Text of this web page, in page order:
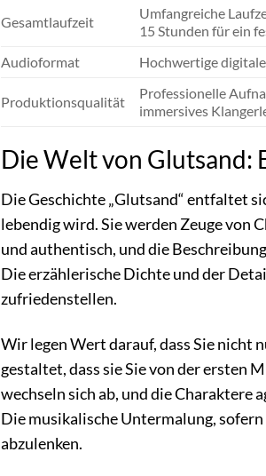
Gesamtlaufzeit
Umfangreiche
15 Stunden für ein
Audioformat
Hochwertige
Produktionsqualität
Professionelle
immersives
Die Welt von Glutsand:
Die Geschichte „Glutsand“ entfaltet
lebendig wird. Sie werden Zeuge
und authentisch, und die
Die erzählerische Dichte und der
zufriedenstellen.
Wir legen Wert darauf, dass Sie nicht
gestaltet, dass sie Sie von der ersten
wechseln sich ab, und die
Die musikalische Untermalung,
abzulenken.